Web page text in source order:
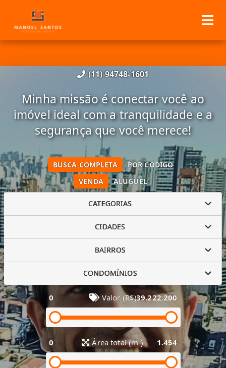
(11) 94748-1601
Minha missão é conectar você ao
imóvel ideal com a tranquilidade e a
segurança que você merece!
VENDA ALUGUEL
BUSCA COMPLETA POR CÓDIGO
CATEGORIAS
CIDADES
BAIRROS
CONDOMÍNIOS
0 Valor (R$)39.222.200
0 Área total (m²) 1.454